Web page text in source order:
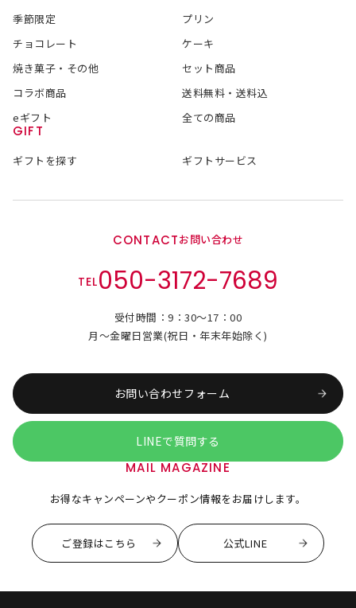
季節限定
プリン
チョコレート
ケーキ
焼き菓子・その他
セット商品
コラボ商品
送料無料・送料込
eギフト
全ての商品
GIFT
ギフトを探す ギフトサービス
CONTACTお問い合わせ
TEL050-3172-7689
受付時間：9：30～17：00
月～金曜日営業(祝日・年末年始除く)
お問い合わせフォーム
LINEで質問する
MAIL MAGAZINE
お得なキャンペーンやクーポン情報をお届けします。
ご登録はこちら 公式LINE